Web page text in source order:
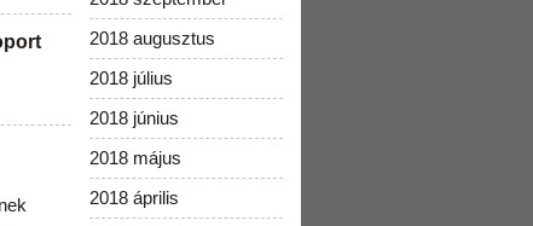
2018 augusztus
2018 július
2018 június
2018 május
2018 április